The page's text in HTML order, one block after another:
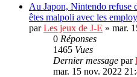
Au Japon, Nintendo refuse
êtes malpoli avec les
parLes jeux de J-E » mar.
0 Réponses
1465 Vues
Dernier message par
mar. 15 nov. 2022